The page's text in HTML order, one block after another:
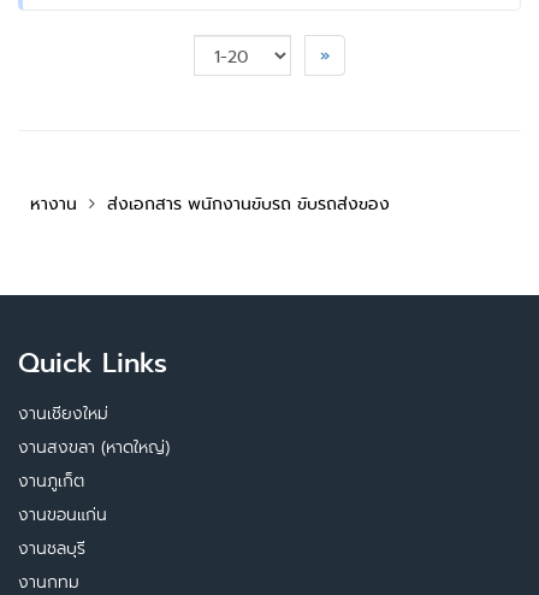
»
หางาน ส่งเอกสาร พนักงานขับรถ ขับรถส่งของ
Quick Links
งานเชียงใหม่
งานสงขลา (หาดใหญ่)
งานภูเก็ต
งานขอนแก่น
งานชลบุรี
งานกทม